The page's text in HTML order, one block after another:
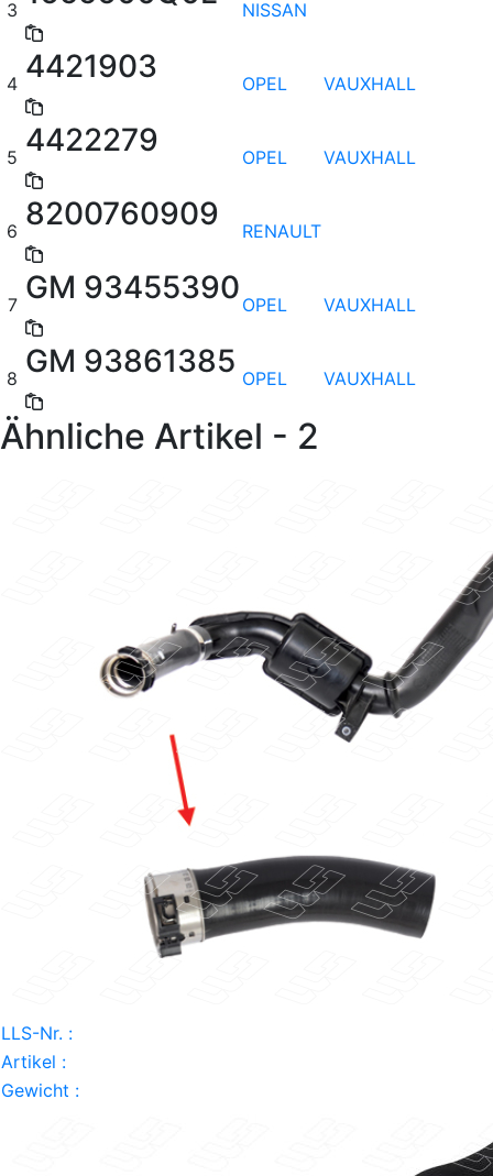
3 NISSAN
4 4421903 OPEL VAUXHALL
5 4422279 OPEL VAUXHALL
6 8200760909 RENAULT
7 GM 93455390 OPEL VAUXHALL
8 GM 93861385 OPEL VAUXHALL
Ähnliche Artikel - 2
LLS-Nr. :
Artikel :
Gewicht :